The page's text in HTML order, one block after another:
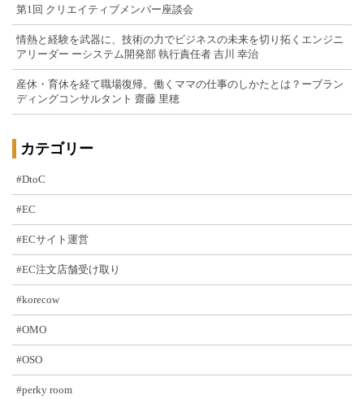
第1回 クリエイティブメンバー座談会
情熱と経験を武器に、技術の力でビジネスの未来を切り拓くエンジニ
アリーダー ーシステム開発部 執行責任者 吉川 幸治
産休・育休を経て職場復帰。働くママの仕事のしかたとは？ーブラン
ディングコンサルタント 齋藤 里穂
カテゴリー
#DtoC
#EC
#ECサイト運営
#EC注文店舗受け取り
#korecow
#OMO
#OSO
#perky room